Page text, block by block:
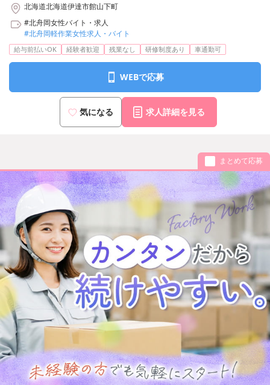
北海道北海道伊達市館山下町
#北舟岡女性バイト・求人
#北舟岡軽作業女性求人・バイト
給与前払いOK 経験者歓迎 残業なし 研修制度あり 車通勤可
WEBで応募
気になる 求人詳細を見る
まとめて応募